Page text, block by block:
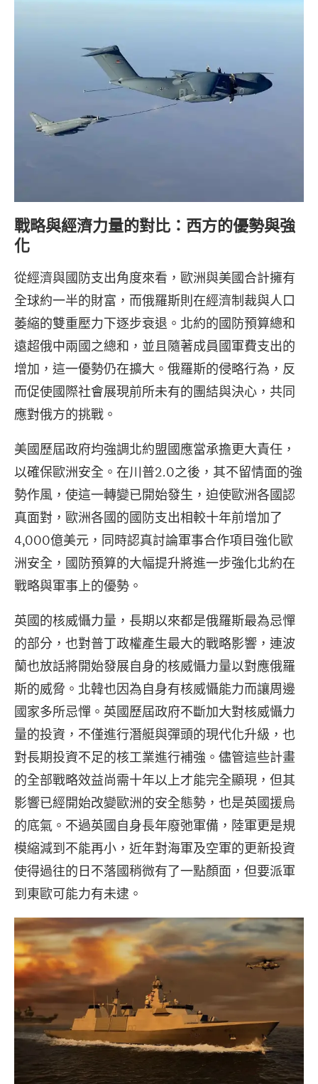
戰略與經濟力量的對比：西方的優勢與強
化
從經濟與國防支出角度來看，歐洲與美國合計擁有
全球約一半的財富，而俄羅斯則在經濟制裁與人口
萎縮的雙重壓力下逐步衰退。北約的國防預算總和
遠超俄中兩國之總和，並且隨著成員國軍費支出的
增加，這一優勢仍在擴大。俄羅斯的侵略行為，反
而促使國際社會展現前所未有的團結與決心，共同
應對俄方的挑戰。
美國歷屆政府均強調北約盟國應當承擔更大責任，
以確保歐洲安全。在川普2.0之後，其不留情面的強
勢作風，使這一轉變已開始發生，迫使歐洲各國認
真面對，歐洲各國的國防支出相較十年前增加了
4,000億美元，同時認真討論軍事合作項目強化歐
洲安全，國防預算的大幅提升將進一步強化北約在
戰略與軍事上的優勢。
英國的核威懾力量，長期以來都是俄羅斯最為忌憚
的部分，也對普丁政權產生最大的戰略影響，連波
蘭也放話將開始發展自身的核威懾力量以對應俄羅
斯的威脅。北韓也因為自身有核威懾能力而讓周邊
國家多所忌憚。英國歷屆政府不斷加大對核威懾力
量的投資，不僅進行潛艇與彈頭的現代化升級，也
對長期投資不足的核工業進行補強。儘管這些計畫
的全部戰略效益尚需十年以上才能完全顯現，但其
影響已經開始改變歐洲的安全態勢，也是英國援烏
的底氣。不過英國自身長年廢弛軍備，陸軍更是規
模縮減到不能再小，近年對海軍及空軍的更新投資
使得過往的日不落國稍微有了一點顏面，但要派軍
到東歐可能力有未逮。